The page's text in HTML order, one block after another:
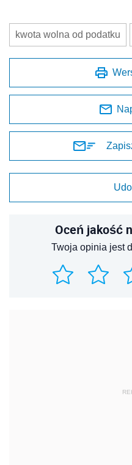
kwota wolna od podatku
Oceń jakość
Twoja opinia jest